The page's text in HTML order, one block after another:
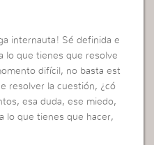
internauta! Sé definida e
lo que tienes que resolve
difícil, no basta est
resolver la cuestión, ¿có
esa duda, ese miedo,
lo que tienes que hacer,